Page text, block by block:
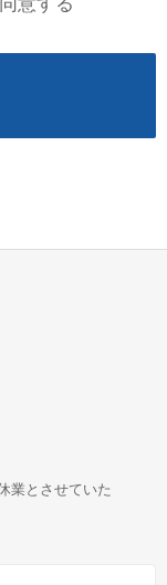
意する
業とさせていた